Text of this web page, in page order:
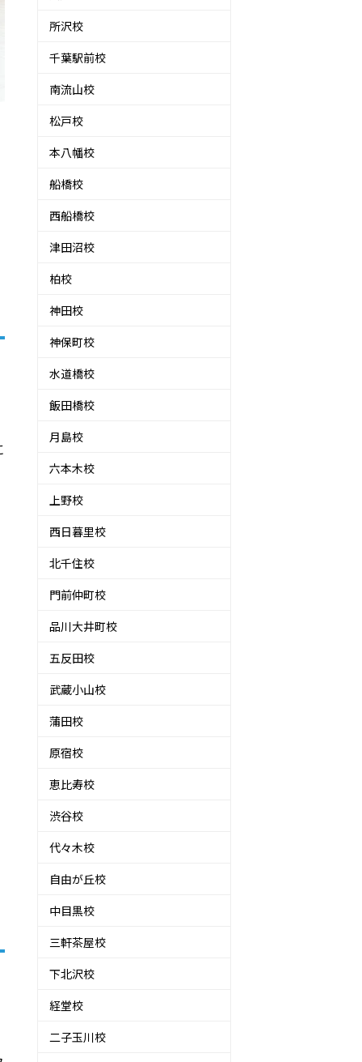
所沢校
千葉駅前校
南流山校
松戸校
本八幡校
船橋校
西船橋校
津田沼校
柏校
神田校
神保町校
水道橋校
飯田橋校
月島校
六本木校
上野校
西日暮里校
北千住校
門前仲町校
品川大井町校
五反田校
武蔵小山校
蒲田校
原宿校
恵比寿校
渋谷校
代々木校
自由が丘校
中目黒校
三軒茶屋校
下北沢校
経堂校
二子玉川校